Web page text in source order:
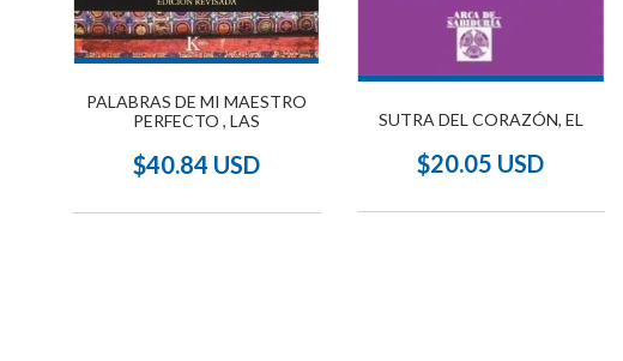
PALABRAS DE MI MAESTRO
PERFECTO , LAS
$40.84 USD
SUTRA DEL CORAZÓN, EL
$20.05 USD